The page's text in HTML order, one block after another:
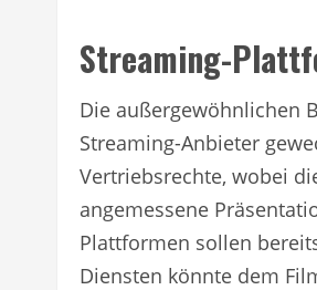
Streaming-
Die außergewöhnlichen
Streaming-Anbieter
Vertriebsrechte, wobei
angemessene
Plattformen sollen
Diensten könnte dem